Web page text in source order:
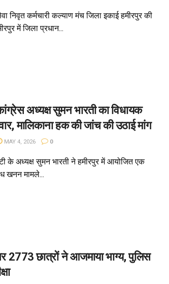
निवृत कर्मचारी कल्याण मंच जिला इकाई हमीरपुर की
में जिला प्रधान...
अध्यक्ष सुमन भारती का विधायक
मालिकाना हक की जांच की उठाई मांग
MAY 4, 2026 0
के अध्यक्ष सुमन भारती ने हमीरपुर में आयोजित एक
खनन मामले...
2773 छात्रों ने आजमाया भाग्य, पुलिस